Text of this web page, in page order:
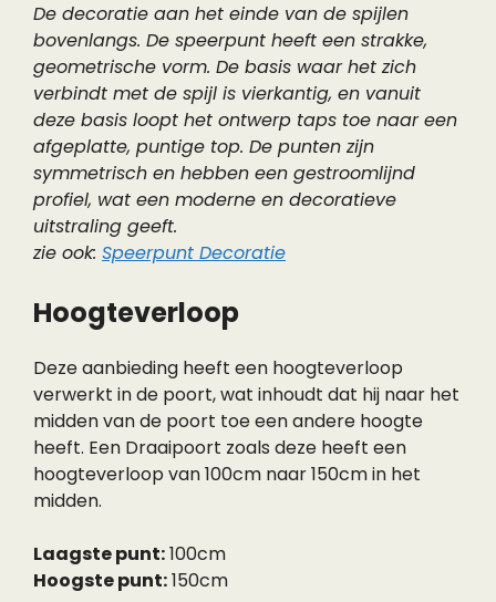
De decoratie aan het einde van de spijlen
bovenlangs. De speerpunt heeft een strakke,
geometrische vorm. De basis waar het zich
verbindt met de spijl is vierkantig, en vanuit
deze basis loopt het ontwerp taps toe naar een
afgeplatte, puntige top. De punten zijn
symmetrisch en hebben een gestroomlijnd
profiel, wat een moderne en decoratieve
uitstraling geeft.
zie ook: Speerpunt Decoratie
Hoogteverloop
Deze aanbieding heeft een hoogteverloop
verwerkt in de poort, wat inhoudt dat hij naar het
midden van de poort toe een andere hoogte
heeft. Een Draaipoort zoals deze heeft een
hoogteverloop van 100cm naar 150cm in het
midden.
Laagste punt:100cm
Hoogste punt:150cm